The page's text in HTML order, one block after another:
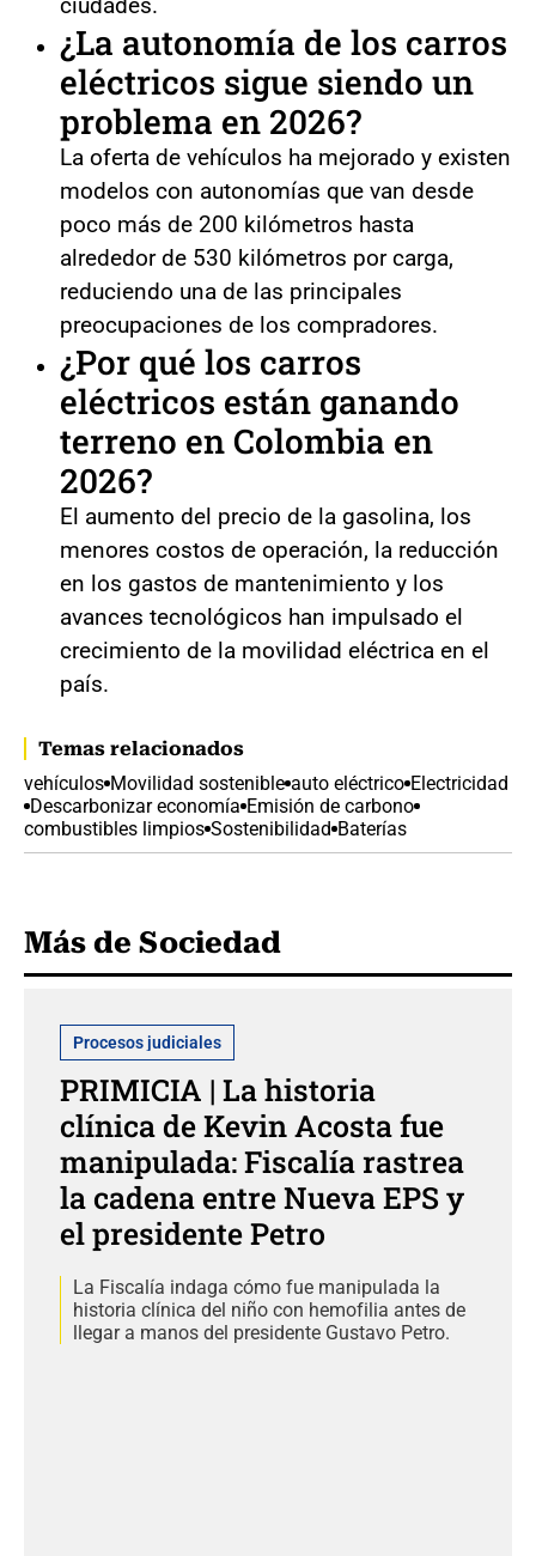
¿La autonomía de los carros
eléctricos sigue siendo un
problema en 2026?
La oferta de vehículos ha mejorado y existen
modelos con autonomías que van desde
poco más de 200 kilómetros hasta
alrededor de 530 kilómetros por carga,
reduciendo una de las principales
preocupaciones de los compradores.
¿Por qué los carros
eléctricos están ganando
terreno en Colombia en
2026?
El aumento del precio de la gasolina, los
menores costos de operación, la reducción
en los gastos de mantenimiento y los
avances tecnológicos han impulsado el
crecimiento de la movilidad eléctrica en el
país.
Temas relacionados
vehículos Movilidad sostenible auto eléctrico Electricidad
Descarbonizar economía Emisión de carbono
combustibles limpios Sostenibilidad Baterías
Más de Sociedad
Procesos judiciales
PRIMICIA | La historia
clínica de Kevin Acosta fue
manipulada: Fiscalía rastrea
la cadena entre Nueva EPS y
el presidente Petro
La Fiscalía indaga cómo fue manipulada la
historia clínica del niño con hemofilia antes de
llegar a manos del presidente Gustavo Petro.